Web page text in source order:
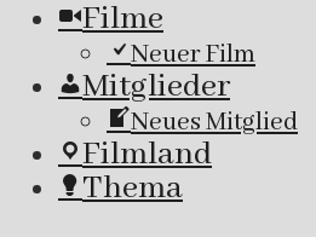
Filme
Neuer Film
Mitglieder
Neues Mitglied
Filmland
Thema